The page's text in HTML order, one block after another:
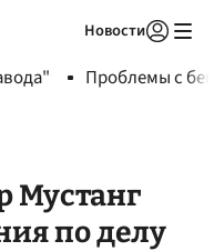
Новости
Проблемы с
Мустанг
по делу